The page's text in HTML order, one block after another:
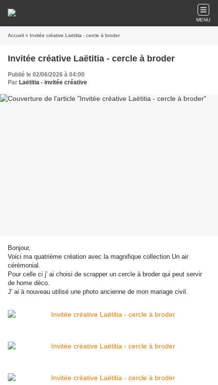
MENU
Accueil » Invitée créative Laëtitia - cercle à broder
Invitée créative Laëtitia - cercle à broder
Publié le 02/06/2026 à 04:00
Par Laëtitia - invitée créative
Bonjour,
Voici ma quatrième création avec la magnifique collection Un air
cérémonial.
Pour celle ci j' ai choisi de scrapper un cercle à broder qui peut servir
de home déco.
J' ai à nouveau utilisé une photo ancienne de mon mariage civil.